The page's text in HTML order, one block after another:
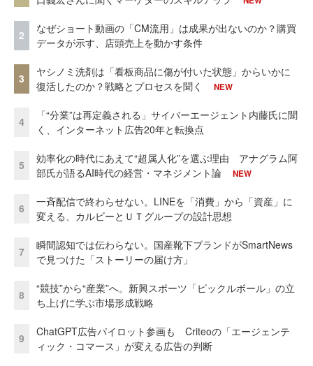
2
なぜショート動画の「CM流用」は成果が出ないのか？購買
データが示す、店頭売上を動かす条件
3
ヤシノミ洗剤は「看板商品に傷が付いた状態」からいかに
復活したのか？戦略とプロセスを聞く
NEW
4
「“分業”は再定義される」サイバーエージェント内藤氏に聞
く、インターネット広告20年と転換点
5
効率化の時代にあえて“超属人化”を選ぶ理由 アナグラム阿
部氏が語るAI時代の経営・マネジメント論
NEW
6
一斉配信で終わらせない。LINEを「消費」から「資産」に
変える、カルビーとＵＴグループの設計思想
7
瞬間認知では伝わらない。国産靴下ブランドがSmartNews
で見つけた「ストーリーの届け方」
8
“競技”から“産業”へ。新興スポーツ「ピックルボール」の立
ち上げに学ぶ市場形成戦略
9
ChatGPT広告パイロット参画も Criteoの「エージェンテ
ィック・コマース」が変える広告の判断